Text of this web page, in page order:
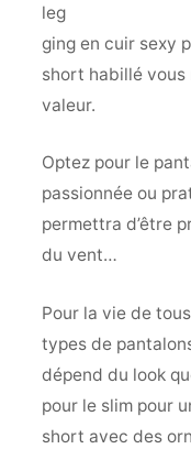
leg
ging en cuir sexy
short habillé
valeur.
Optez pour le
passionnée ou
permettra d’être
du vent…
Pour la vie de
types de
dépend du look
pour le slim pour
short avec des